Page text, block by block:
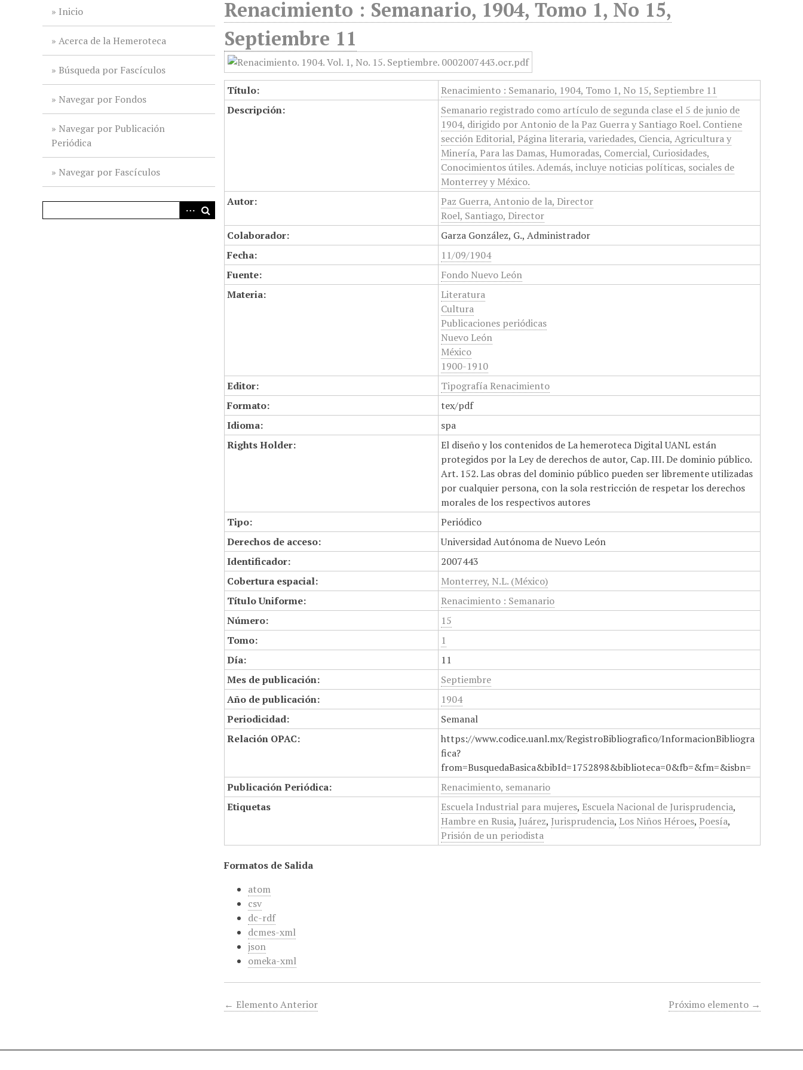
Inicio
Acerca de la Hemeroteca
Búsqueda por Fascículos
Navegar por Fondos
Navegar por Publicación
Periódica
Navegar por Fascículos
Renacimiento : Semanario, 1904, Tomo 1, No 15,
Septiembre 11
Título:
Renacimiento : Semanario, 1904, Tomo 1, No 15, Septiembre 11
Descripción:
Semanario registrado como artículo de segunda clase el 5 de junio de
1904, dirigido por Antonio de la Paz Guerra y Santiago Roel. Contiene
sección Editorial, Página literaria, variedades, Ciencia, Agricultura y
Minería, Para las Damas, Humoradas, Comercial, Curiosidades,
Conocimientos útiles. Además, incluye noticias políticas, sociales de
Monterrey y México.
Autor:
Paz Guerra, Antonio de la, Director
Roel, Santiago, Director
Colaborador:
Garza González, G., Administrador
Fecha:
11/09/1904
Fuente:
Fondo Nuevo León
Materia:
Literatura
Cultura
Publicaciones periódicas
Nuevo León
México
1900-1910
Editor:
Tipografía Renacimiento
Formato:
tex/pdf
Idioma:
spa
Rights Holder:
El diseño y los contenidos de La hemeroteca Digital UANL están
protegidos por la Ley de derechos de autor, Cap. III. De dominio público.
Art. 152. Las obras del dominio público pueden ser libremente utilizadas
por cualquier persona, con la sola restricción de respetar los derechos
morales de los respectivos autores
Tipo:
Periódico
Derechos de acceso:
Universidad Autónoma de Nuevo León
Identificador:
2007443
Cobertura espacial:
Monterrey, N.L. (México)
Título Uniforme:
Renacimiento : Semanario
Número:
15
Tomo:
1
Día:
11
Mes de publicación:
Septiembre
Año de publicación:
1904
Periodicidad:
Semanal
Relación OPAC:
https://www.codice.uanl.mx/RegistroBibliografico/InformacionBibliogra
fica?
from=BusquedaBasica&bibId=1752898&biblioteca=0&fb=&fm=&isbn=
Publicación Periódica:
Renacimiento, semanario
Etiquetas
Escuela Industrial para mujeres, Escuela Nacional de Jurisprudencia,
Hambre en Rusia, Juárez, Jurisprudencia, Los Niños Héroes, Poesía,
Prisión de un periodista
Formatos de Salida
atom
csv
dc-rdf
dcmes-xml
json
omeka-xml
← Elemento Anterior Próximo elemento →